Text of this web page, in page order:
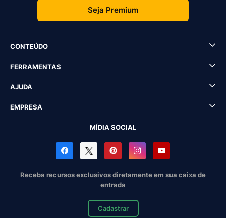
Seja Premium
CONTEÚDO
FERRAMENTAS
AJUDA
EMPRESA
MÍDIA SOCIAL
Receba recursos exclusivos diretamente em sua caixa de
entrada
Cadastrar